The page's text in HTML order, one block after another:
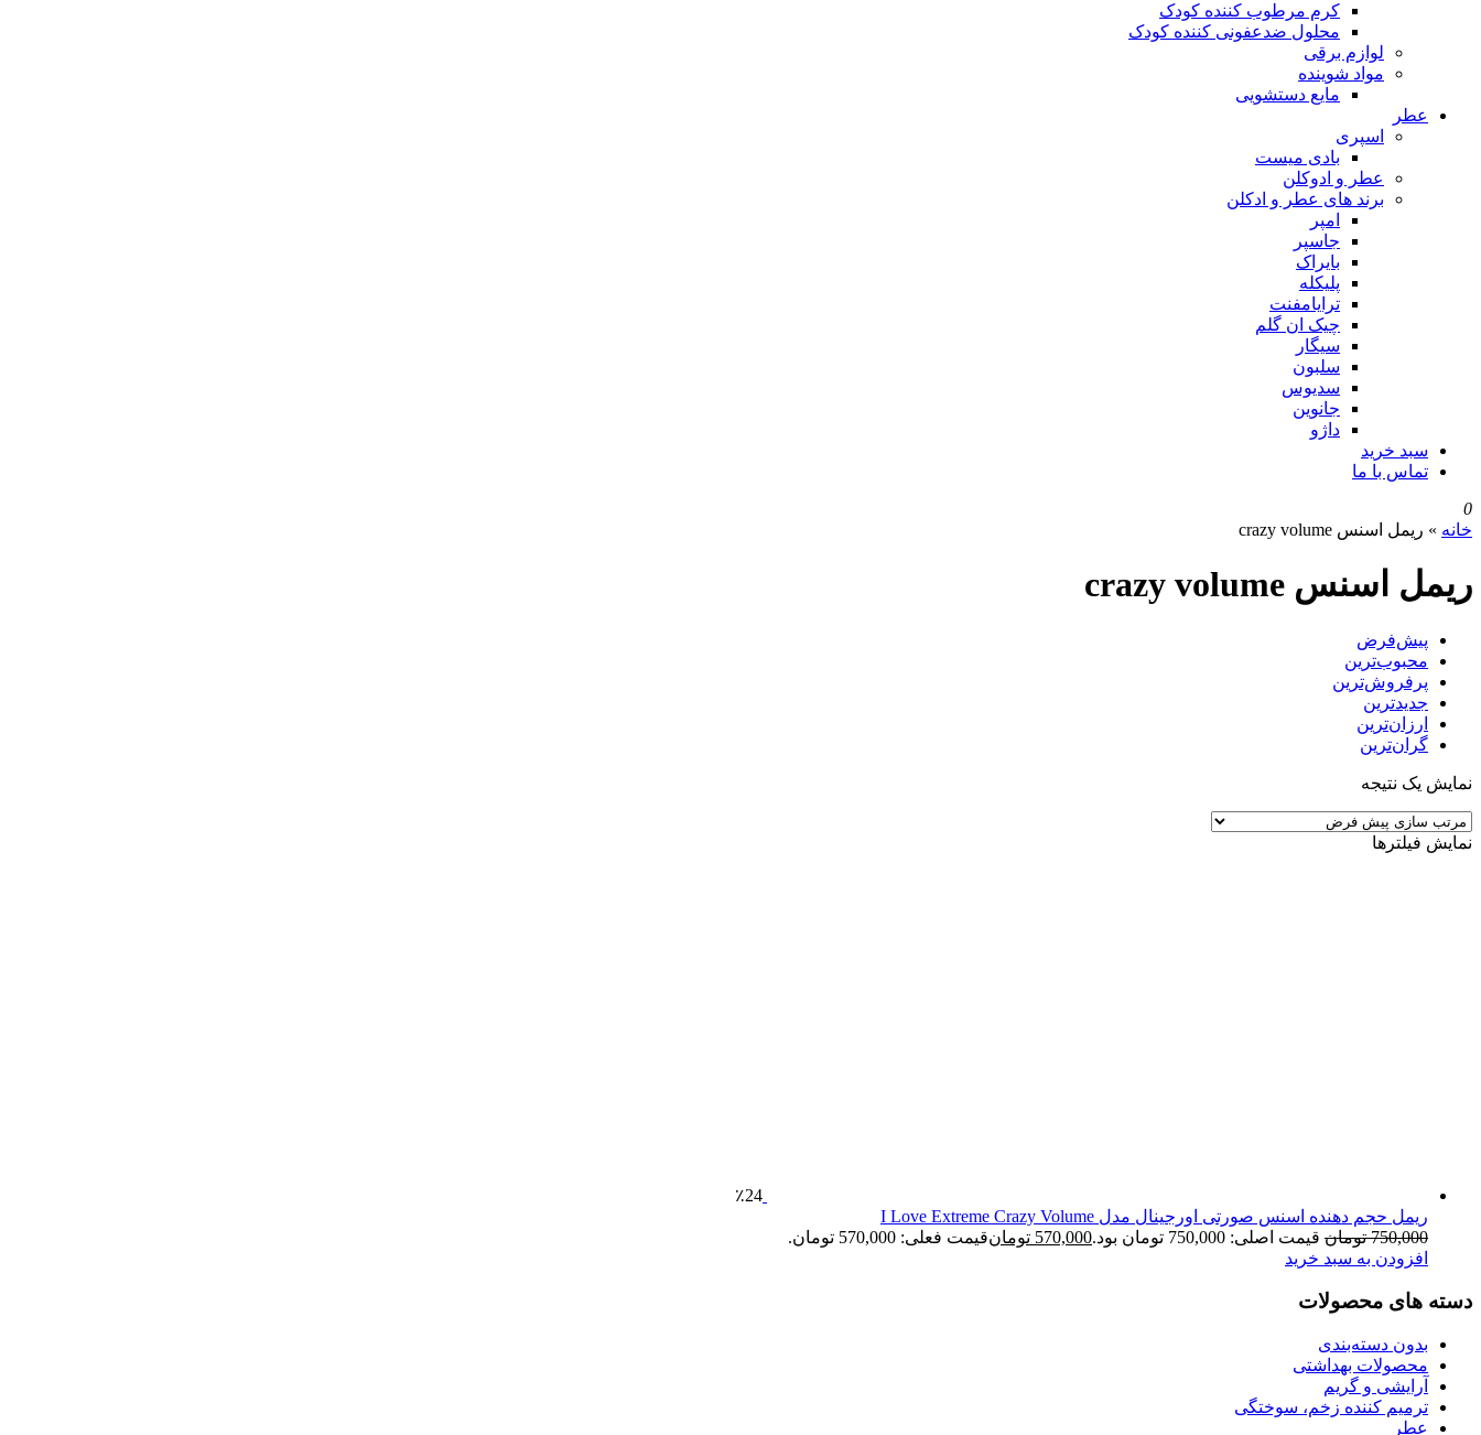
کرم مرطوب کننده کودک
محلول ضدعفونی کننده کودک
لوازم برقی
مواد شوینده
مایع دستشویی
عطر
اسپری
بادی میست
عطر و ادوکلن
برند های عطر و ادکلن
امپر
جاسپر
بایراک
پلیکله
ترایامفنت
چیک ان گلم
سیگار
سلبون
سدیوس
جانوین
داژو
سبد خرید
تماس با ما
0
خانه » ریمل اسنس crazy volume
ریمل اسنس crazy volume
پیش‌فرض
محبوب‌ترین
پرفروش‌ترین
جدیدترین
ارزان‌ترین
گران‌ترین
نمایش یک نتیجه
نمایش فیلترها
٪24
ریمل حجم دهنده اسنس صورتی اورجینال مدل I Love Extreme Crazy Volume
750,000 تومان قیمت اصلی: 750,000 تومان بود. 570,000 تومانقیمت فعلی: 570,000 تومان.
افزودن به سبد خرید
دسته های محصولات
بدون دسته‌بندی
محصولات بهداشتی
آرایشی و گریم
ترمیم کننده زخم، سوختگی
عطر